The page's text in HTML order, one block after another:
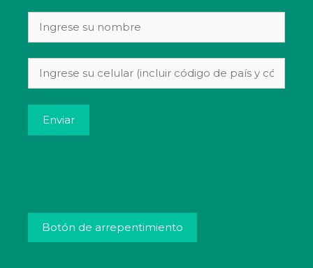
Botón de arrepentimiento